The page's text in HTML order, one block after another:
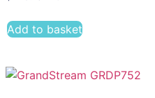
Add to basket